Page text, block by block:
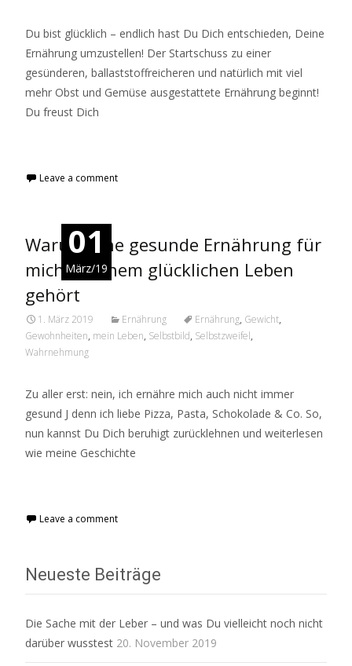
Du bist glücklich – endlich hast Du Dich entschieden, Deine
Ernährung umzustellen! Der Startschuss zu einer
gesünderen, ballaststoffreicheren und natürlich mit viel
mehr Obst und Gemüse ausgestattete Ernährung beginnt!
Du freust Dich
Leave a comment
01
März/19
Warum eine gesunde Ernährung für
mich zu einem glücklichen Leben
gehört
1. März 2019 Ernährung Ernährung, Gewicht,
Gewohnheiten, mein Leben, Selbstbild, Selbstzweifel,
Wahrnehmung
Zu aller erst: nein, ich ernähre mich auch nicht immer
gesund J denn ich liebe Pizza, Pasta, Schokolade & Co. So,
nun kannst Du Dich beruhigt zurücklehnen und weiterlesen
wie meine Geschichte
Leave a comment
Neueste Beiträge
Die Sache mit der Leber – und was Du vielleicht noch nicht
darüber wusstest 20. November 2019